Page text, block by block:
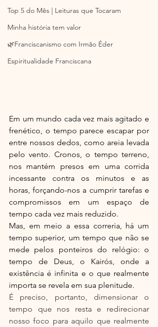
Top 5 do Mês | Leituras que Tocaram
Minha história tem valor
🌿Franciscanismo com Irmão Éder
Espiritualidade Franciscana
Em um mundo cada vez mais agitado e
frenético, o tempo parece escapar por
entre nossos dedos, como areia levada
pelo vento. Cronos, o tempo terreno,
nos mantém presos em uma corrida
incessante contra os minutos e as
horas, forçando-nos a cumprir tarefas e
compromissos em um espaço de
tempo cada vez mais reduzido.
Mas, em meio a essa correria, há um
tempo superior, um tempo que não se
mede pelos ponteiros do relógio: o
tempo de Deus, o Kairós, onde a
existência é infinita e o que realmente
importa se revela em sua plenitude.
É preciso, portanto, dimensionar o
tempo que nos resta e redirecionar
nosso foco para aquilo que realmente